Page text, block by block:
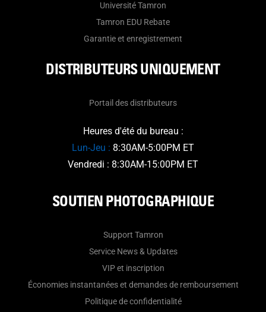
Université Tamron
Tamron EDU Rebate
Garantie et enregistrement
DISTRIBUTEURS UNIQUEMENT
Portail des distributeurs
Heures d'été du bureau :
Lun-Jeu : 8:30AM-5:00PM ET
Vendredi : 8:30AM-15:00PM ET
SOUTIEN PHOTOGRAPHIQUE
Support Tamron
Service News & Updates
VIP et inscription
Économies instantanées et demandes de remboursement
Politique de confidentialité